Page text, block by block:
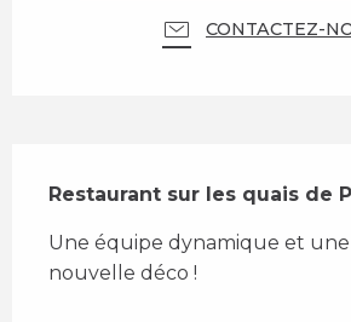
CONTACTEZ-
Restaurant sur les quais de
Une équipe dynamique et
nouvelle déco !